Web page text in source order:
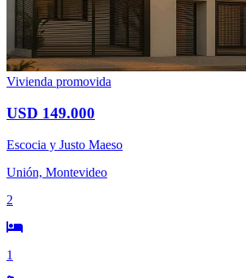
Vivienda promovida
USD 149.000
Escocia y Justo Maeso
Unión, Montevideo
2
1